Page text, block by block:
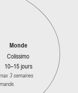
Monde
Colissimo
10–15 jours
3 semaines